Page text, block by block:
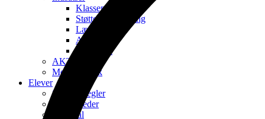
Klassens tid
Støtteundervisning
Læseløft
Alkalaer
Geogebra
AKT
Mobbepolitik
Elever
Skolens regler
UU-vejleder
Nøgletal